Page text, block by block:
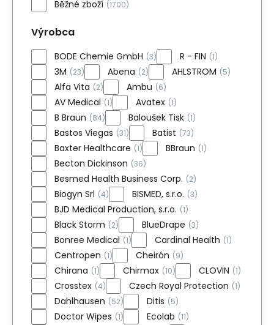
Běžné zboží (1700)
Výrobca
BODE Chemie GmbH (3) R - FIN (1)
3M (23) Abena (2) AHLSTROM (5)
Alfa Vita (2) Ambu (6)
AV Medical (1) Avatex (1)
B Braun (84) Baloušek Tisk (1)
Bastos Viegas (31) Batist (73)
Baxter Healthcare (1) BBraun (1)
Becton Dickinson (36)
Besmed Health Business Corp. (2)
Biogyn Srl (4) BISMED, s.r.o. (3)
BJD Medical Production, s.r.o. (1)
Black Storm (2) BlueDrape (3)
Bonree Medical (1) Cardinal Health (1)
Centropen (1) Cheirón (9)
Chirana (1) Chirmax (10) CLOVIN (1)
Crosstex (4) Czech Royal Protection (1)
Dahlhausen (52) Ditis (5)
Doctor Wipes (1) Ecolab (11)